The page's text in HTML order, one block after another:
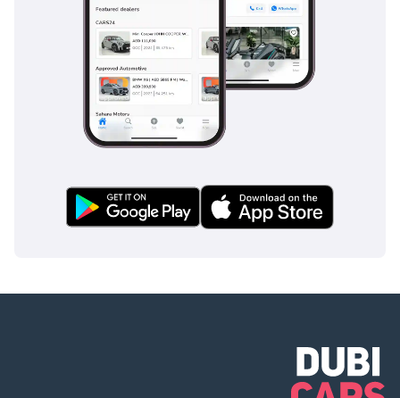
أنماط القيادة: رياضي /
مريح / اقتصادي /
مساعدة الركن:
كاميرات 360° + رؤية
أرضية شفافة
الذكي:
المعالج: Nvidia Drive
AGX Thor بقدرة 700